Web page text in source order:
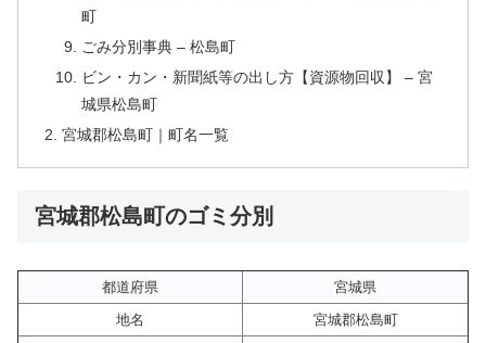
町
ごみ分別事典 – 松島町
ビン・カン・新聞紙等の出し方【資源物回収】 – 宮
城県松島町
宮城郡松島町｜町名一覧
宮城郡松島町のゴミ分別
都道府県
宮城県
地名
宮城郡松島町